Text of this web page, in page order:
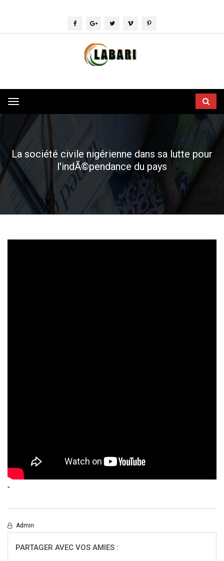
Toggle
navigation
La société civile nigérienne dans sa lutte pour
l'indÃ©pendance du pays
"
Admin
PARTAGER AVEC VOS AMIES :